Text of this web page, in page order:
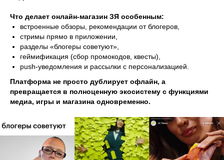
Что делает онлайн-магазин ЗЯ особенным:
встроенные обзоры, рекомендации от блогеров,
стримы прямо в приложении,
разделы «блогеры советуют»,
геймификация (сбор промокодов, квесты),
push-уведомления и рассылки с персонализацией.
Платформа не просто дублирует офлайн, а
превращается в полноценную экосистему с функциями
медиа, игры и магазина одновременно.